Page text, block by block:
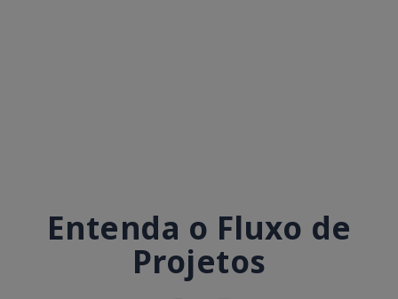
Entenda o Fluxo de
Projetos